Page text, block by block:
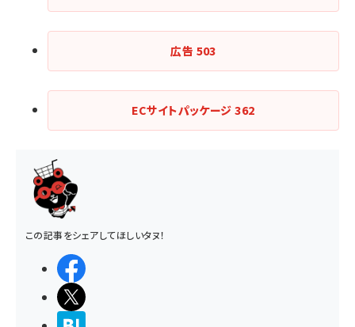
広告 503
ECサイトパッケージ362
この記事をシェアしてほしいタヌ！